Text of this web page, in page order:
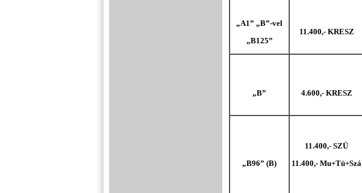
„A1” „B”-vel
„B125”
11.400,- KRESZ
„B” 4.600,- KRESZ
„B96” (B)
11.400,- SZÜ
11.400,- Mu+Tü+Szá